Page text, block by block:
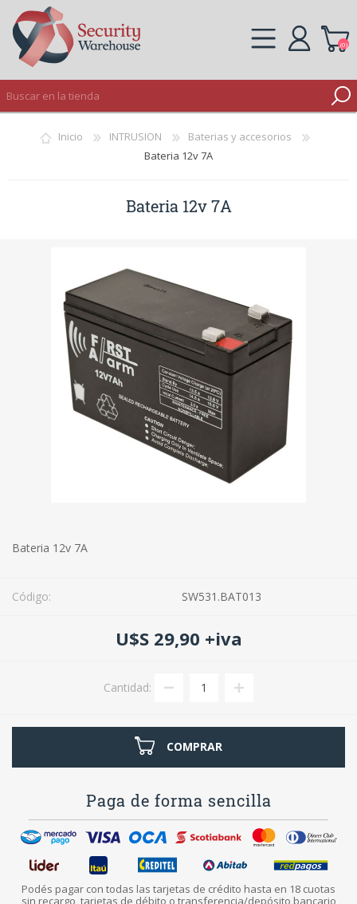
(0)
Inicio INTRUSION
Baterias y accesorios
Bateria 12v 7A
Bateria 12v 7A
Bateria 12v 7A
Código: SW531.BAT013
U$S 29,90 +iva
Cantidad:
COMPRAR
Paga de forma sencilla
Podés pagar con todas las tarjetas de crédito hasta en 18 cuotas
sin recargo, tarjetas de débito o transferencia/depósito bancario